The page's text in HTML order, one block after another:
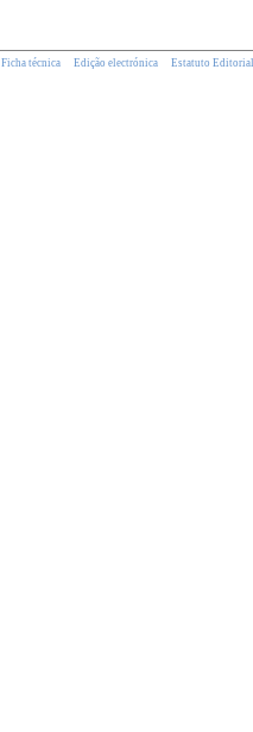
Ficha técnica Edição electrónica Estatuto Editorial